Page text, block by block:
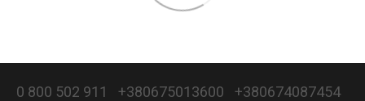
0 800 502 911 +380675013600
+380674087454